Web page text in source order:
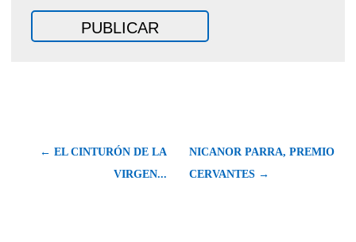
← EL CINTURÓN DE LA
VIRGEN...
NICANOR PARRA, PREMIO
CERVANTES →